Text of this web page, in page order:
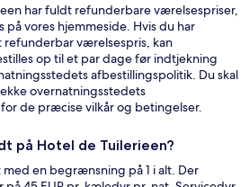
har fuldt refunderbare værelsespriser,
på vores hjemmeside. Hvis du har
refunderbar værelsespris, kan
op til et par dage før indtjekning
afbestillingspolitik. Du skal
overnatningsstedets
de præcise vilkår og betingelser.
på Hotel de Tuilerieen?
en begrænsning på 1 i alt. Der